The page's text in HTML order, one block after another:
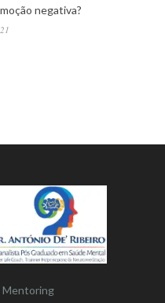
negativa?
Mentoring